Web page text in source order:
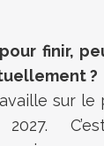
finir,
?
sur le